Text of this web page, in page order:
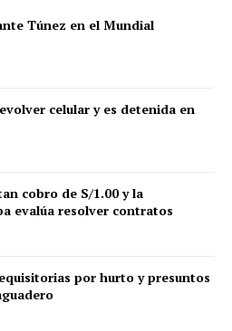
Túnez en el Mundial
celular y es detenida en
cobro de S/1.00 y la
evalúa resolver contratos
por hurto y presuntos